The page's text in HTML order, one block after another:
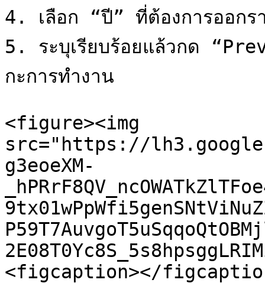
4. เลือก “ปี” ที่ต้องการออกร
5. ระบุเรียบร้อยแล้วกด
กะการทำงาน
<figure><img
src="https://
g3eoeXM-
<figcaption></